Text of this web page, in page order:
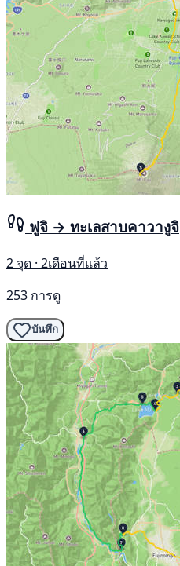
ฟูจิ → ทะเลสาบคาวางูจิ
2 จุด · 2เดือนที่แล้ว
253 การดู
บันทึก